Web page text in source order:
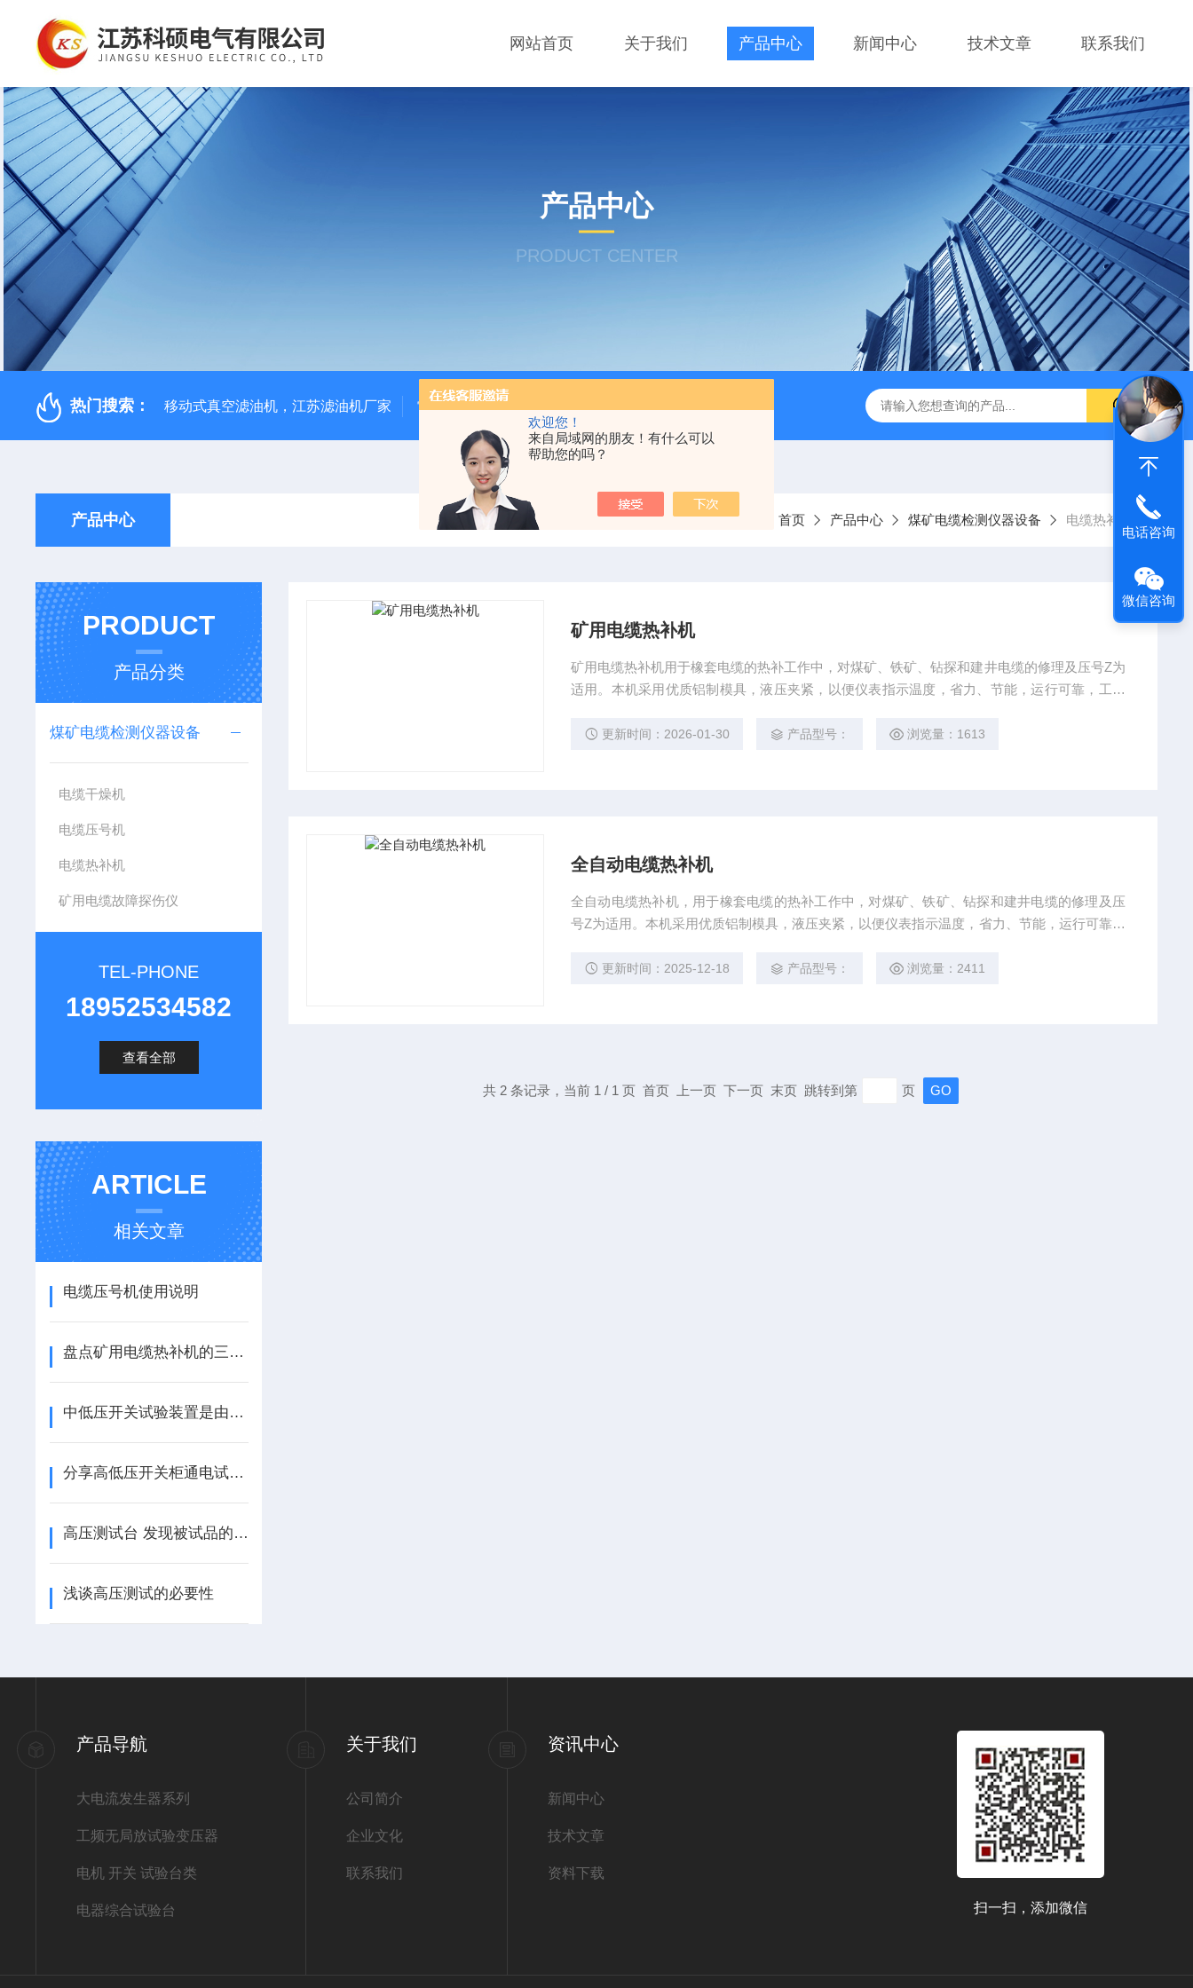
欢迎您！
来自局域网的朋友！有什么可以
帮助您的吗？
网站首页 关于我们 产品中心 新闻中心 技术文章 联系我们
产品中心
PRODUCT CENTER
热门搜索： 移动式真空滤油机，江苏滤油机厂家 雷电冲击发生器 复合绝缘子拉力试验机 矿用电缆打压设备 超低频耐
产品中心 当前位置： 首页 产品中心 煤矿电缆检测仪器设备 电缆热补机
PRODUCT
产品分类
煤矿电缆检测仪器设备
电缆干燥机
电缆压号机
电缆热补机
矿用电缆故障探伤仪
TEL-PHONE
18952534582
查看全部
ARTICLE
相关文章
电缆压号机使用说明
盘点矿用电缆热补机的三种修补电缆方法
中低压开关试验装置是由以下几大部分组成
分享高低压开关柜通电试验台的选购知识
高压测试台 发现被试品的绝缘缺陷，衡量过电压的能力
浅谈高压测试的必要性
矿用电缆热补机
矿用电缆热补机用于橡套电缆的热补工作中，对煤矿、铁矿、钻探和建井电缆的修理及压号Z为
适用。本机采用优质铝制模具，液压夹紧，以便仪表指示温度，省力、节能，运行可靠，工作
是*的热补设备。
更新时间：2026-01-30 产品型号： 浏览量：1613
全自动电缆热补机
全自动电缆热补机，用于橡套电缆的热补工作中，对煤矿、铁矿、钻探和建井电缆的修理及压
号Z为适用。本机采用优质铝制模具，液压夹紧，以便仪表指示温度，省力、节能，运行可靠，
封，是*的热补设备。
更新时间：2025-12-18 产品型号： 浏览量：2411
共 2 条记录，当前 1 / 1 页 首页 上一页 下一页 末页 跳转到第 页
产品导航
大电流发生器系列
工频无局放试验变压器
电机 开关 试验台类
电器综合试验台
关于我们
公司简介
企业文化
联系我们
资讯中心
新闻中心
技术文章
资料下载
扫一扫，添加微信
电话咨询
微信咨询